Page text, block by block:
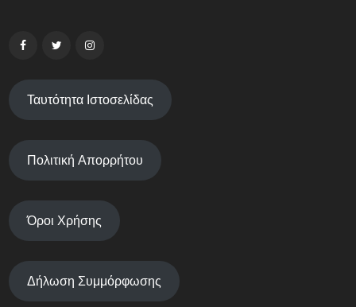
Ταυτότητα Ιστοσελίδας
Πολιτική Απορρήτου
Όροι Χρήσης
Δήλωση Συμμόρφωσης